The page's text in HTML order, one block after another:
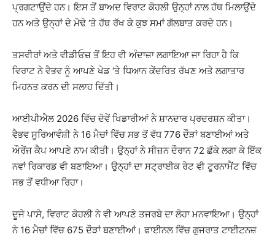
ਪ੍ਰਗਟਾਉਂਦੇ ਹਨ। ਇਸ ਤੋਂ ਬਾਅਦ ਵਿਰਾਟ ਕੋਹਲੀ ਉਨ੍ਹਾਂ ਨਾਲ ਹੱਥ ਮਿਲਾਉਂਦੇ
ਹਨ ਅਤੇ ਉਨ੍ਹਾਂ ਦੇ ਮੋਢੇ ‘ਤੇ ਹੱਥ ਰੱਖ ਕੇ ਕੁਝ ਸਮਾਂ ਗੱਲਬਾਤ ਕਰਦੇ ਹਨ।
ਤਸਵੀਰਾਂ ਅਤੇ ਵੀਡੀਓਜ਼ ਤੋਂ ਇਹ ਵੀ ਅੰਦਾਜ਼ਾ ਲਗਾਇਆ ਜਾ ਰਿਹਾ ਹੈ ਕਿ
ਵਿਰਾਟ ਨੇ ਵੈਭਵ ਨੂੰ ਆਪਣੇ ਖੇਡ ‘ਤੇ ਧਿਆਨ ਕੇਂਦਰਿਤ ਰੱਖਣ ਅਤੇ ਲਗਾਤਾਰ
ਮਿਹਨਤ ਕਰਨ ਦੀ ਸਲਾਹ ਦਿੱਤੀ।
ਆਈਪੀਐਲ 2026 ਵਿੱਚ ਦੋਵੇਂ ਖਿਡਾਰੀਆਂ ਨੇ ਸ਼ਾਨਦਾਰ ਪ੍ਰਦਰਸ਼ਨ ਕੀਤਾ।
ਵੈਭਵ ਸੂਰਿਆਵੰਸ਼ੀ ਨੇ 16 ਮੈਚਾਂ ਵਿੱਚ ਸਭ ਤੋਂ ਵੱਧ 776 ਦੌੜਾਂ ਬਣਾਈਆਂ ਅਤੇ
ਔਰੇਂਜ ਕੈਪ ਆਪਣੇ ਨਾਮ ਕੀਤੀ। ਉਨ੍ਹਾਂ ਨੇ ਸੀਜ਼ਨ ਦੌਰਾਨ 72 ਛੱਕੇ ਲਗਾ ਕੇ ਇੱਕ
ਨਵਾਂ ਰਿਕਾਰਡ ਵੀ ਬਣਾਇਆ। ਉਨ੍ਹਾਂ ਦਾ ਸਟ੍ਰਾਈਕ ਰੇਟ ਵੀ ਟੂਰਨਾਮੈਂਟ ਵਿੱਚ
ਸਭ ਤੋਂ ਵਧੀਆ ਰਿਹਾ।
ਦੂਜੇ ਪਾਸੇ, ਵਿਰਾਟ ਕੋਹਲੀ ਨੇ ਵੀ ਆਪਣੇ ਤਜਰਬੇ ਦਾ ਲੋਹਾ ਮਨਵਾਇਆ। ਉਨ੍ਹਾਂ
ਨੇ 16 ਮੈਚਾਂ ਵਿੱਚ 675 ਦੌੜਾਂ ਬਣਾਈਆਂ। ਫਾਈਨਲ ਵਿੱਚ ਗੁਜਰਾਤ ਟਾਈਟਨਜ਼